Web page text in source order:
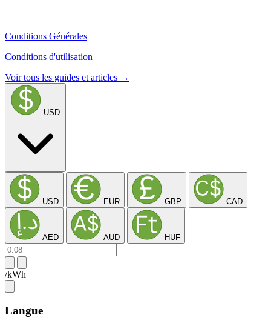
Conditions Générales
Conditions d'utilisation
Voir tous les guides et articles →
USD
USD EUR GBP CAD
AED AUD HUF
/kWh
Langue